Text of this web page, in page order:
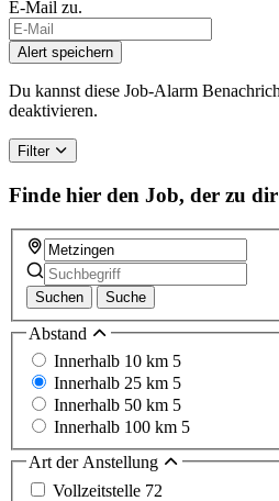
E-Mail zu.
Alert speichern
Du kannst diese Job-Alarm
deaktivieren.
Filter
Finde hier den Job, der zu dir
Suchen Suche
Abstand
Innerhalb 10 km 5
Innerhalb 25 km 5
Innerhalb 50 km 5
Innerhalb 100 km 5
Art der Anstellung
Vollzeitstelle 72